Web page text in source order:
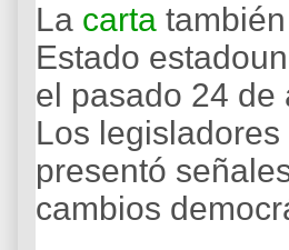
La carta
Estado
el pasado 24 de
Los
presentó
cambios